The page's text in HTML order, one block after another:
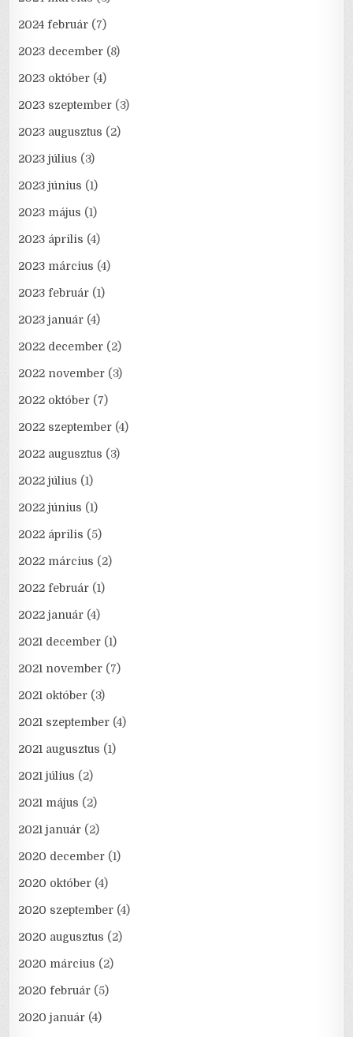
2024 február (7)
2023 december (8)
2023 október (4)
2023 szeptember (3)
2023 augusztus (2)
2023 július (3)
2023 június (1)
2023 május (1)
2023 április (4)
2023 március (4)
2023 február (1)
2023 január (4)
2022 december (2)
2022 november (3)
2022 október (7)
2022 szeptember (4)
2022 augusztus (3)
2022 július (1)
2022 június (1)
2022 április (5)
2022 március (2)
2022 február (1)
2022 január (4)
2021 december (1)
2021 november (7)
2021 október (3)
2021 szeptember (4)
2021 augusztus (1)
2021 július (2)
2021 május (2)
2021 január (2)
2020 december (1)
2020 október (4)
2020 szeptember (4)
2020 augusztus (2)
2020 március (2)
2020 február (5)
2020 január (4)